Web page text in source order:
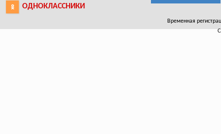
ОДНОКЛАССНИКИ
Временная